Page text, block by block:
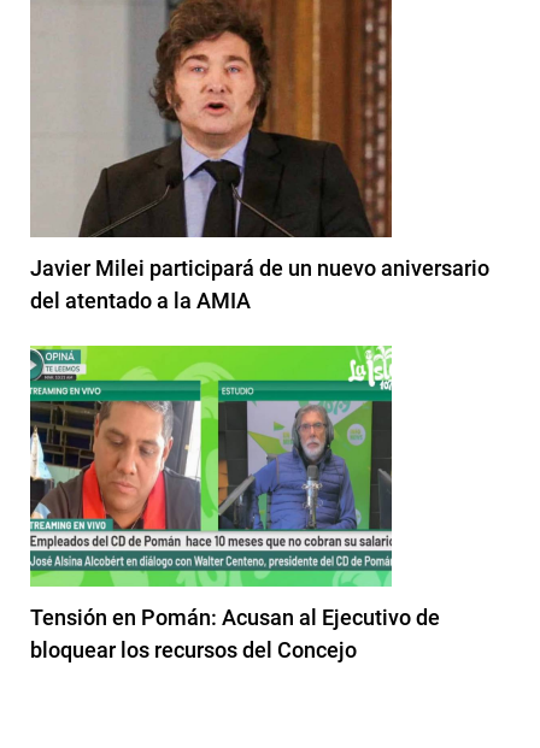
Javier Milei participará de un nuevo aniversario
del atentado a la AMIA
Tensión en Pomán: Acusan al Ejecutivo de
bloquear los recursos del Concejo